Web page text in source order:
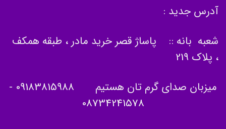
آدرس جدید :
شعبه بانه :: پاساژ قصر خرید مادر ، طبقه همکف
، پلاک 219
میزبان صدای گرم تان هستیم 09183815988
-
08734241578